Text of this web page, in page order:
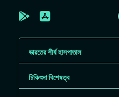
ভারতের শীর্ষ হাসপাতাল
চিকিৎসা বিশেষত্ব